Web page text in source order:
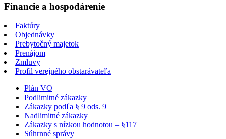
Financie a hospodárenie
Faktúry
Objednávky
Prebytočný majetok
Prenájom
Zmluvy
Profil verejného obstarávateľa
Plán VO
Podlimitné zákazky
Zákazky podľa § 9 ods. 9
Nadlimitné zákazky
Zákazky s nízkou hodnotou – §117
Súhrnné správy